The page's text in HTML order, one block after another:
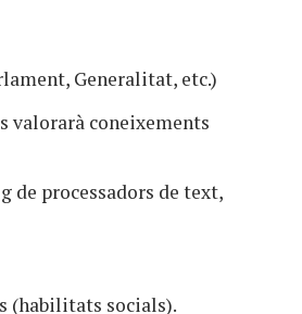
Generalitat, etc.)
valorarà coneixements
de processadors de text,
(habilitats socials).